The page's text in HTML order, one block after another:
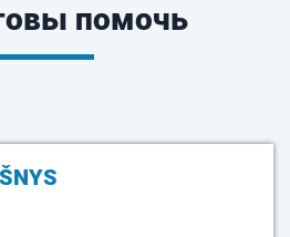
помочь